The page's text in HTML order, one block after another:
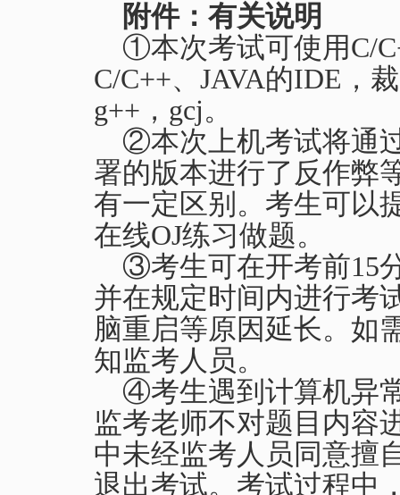
附件：有关说明
①本次考试可使用C/
C/C++、 JAVA的IDE ，
g++ ， gcj。
②本次上机考试将通
署的版本进行了反作弊
有一定区别。考生可以
在线OJ练习做题。
③考生可在开考前15
并在规定时间内进行考
脑重启等原因延长。如
知监考人员。
④考生遇到计算机异
监考老师不对题目内容
中未经监考人员同意擅
退出考试。考试过程中